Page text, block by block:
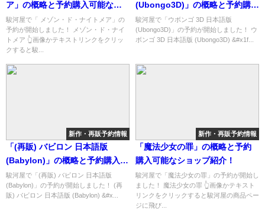
ア」の概略と予約購入可能なシ
ョップ紹介！
駿河屋で「 メゾン・ド・ナイトメア」の
予約が開始しました！ メゾン・ド・ナイ
トメア 👆画像かテキストリンクをクリッ
クすると駿...
(Ubongo3D)」の概略と予約購入
可能なショップ紹介！
駿河屋で「ウボンゴ 3D 日本語版
(Ubongo3D)」の予約が開始しました！ ウ
ボンゴ 3D 日本語版 (Ubongo3D) &#x1f...
新作・再販予約情報
「(再販) バビロン 日本語版
(Babylon)」の概略と予約購入可
能なショップ紹介！
駿河屋で「(再販) バビロン 日本語版
(Babylon)」の予約が開始しました！ (再
販) バビロン 日本語版 (Babylon) &#x...
新作・再販予約情報
「魔法少女の罪」の概略と予約
購入可能なショップ紹介！
駿河屋で「魔法少女の罪」の予約が開始し
ました！ 魔法少女の罪 👆画像かテキスト
リンクをクリックすると駿河屋の商品ペー
ジに飛び...